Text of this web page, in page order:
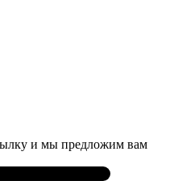
и мы предложим вам